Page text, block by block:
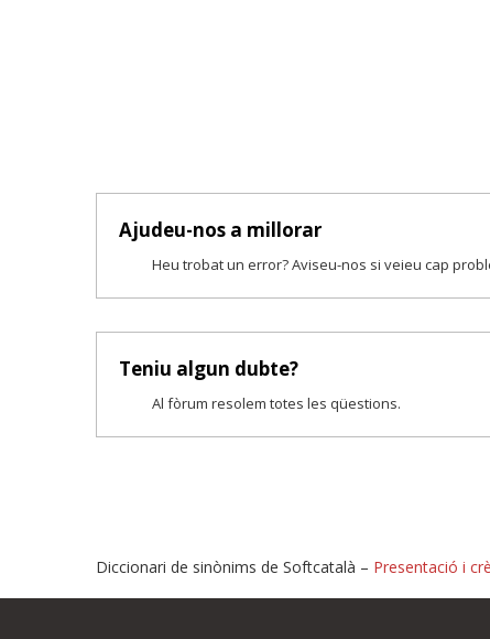
Ajudeu-nos a millorar
Heu trobat un error? Aviseu-nos si veieu cap
Teniu algun dubte?
Al fòrum resolem totes les qüestions.
Diccionari de sinònims de Softcatalà – Presentació i